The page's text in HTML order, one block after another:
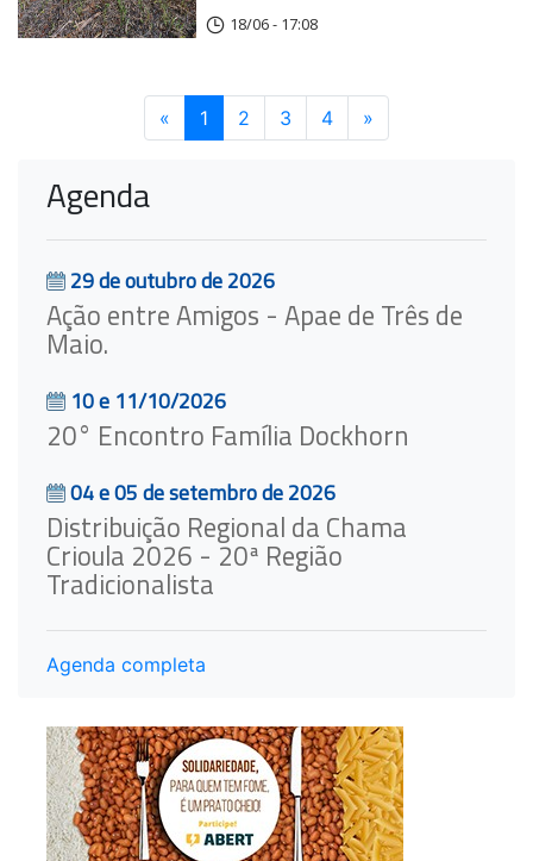
18/06 - 17:08
« Anterior
1 (atual)
2 3 4 »
Agenda
29 de outubro de 2026
Ação entre Amigos - Apae de Três de
Maio.
10 e 11/10/2026
20° Encontro Família Dockhorn
04 e 05 de setembro de 2026
Distribuição Regional da Chama
Crioula 2026 - 20ª Região
Tradicionalista
Agenda completa